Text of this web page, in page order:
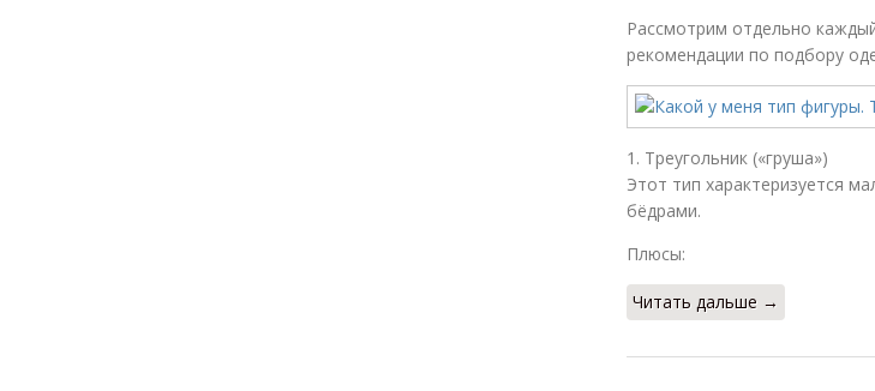
Рассмотрим отдельно
рекомендации по подбору
1. Треугольник («груша»)
Этот тип характеризуется
бёдрами.
Плюсы:
Читать дальше →